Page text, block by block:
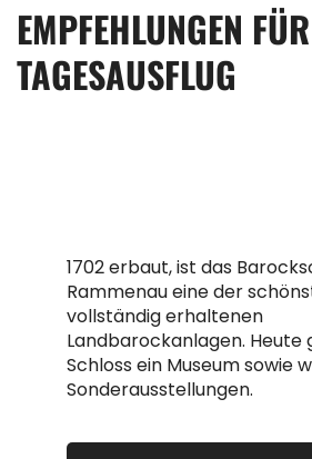
EMPFEHLUNGEN
TAGESAUSFLUG
1702 erbaut, ist das
Rammenau eine der
vollständig erhaltenen
Landbarockanlagen. Heute
Schloss ein Museum sowie
Sonderausstellungen.